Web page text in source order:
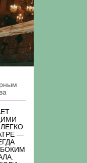
—